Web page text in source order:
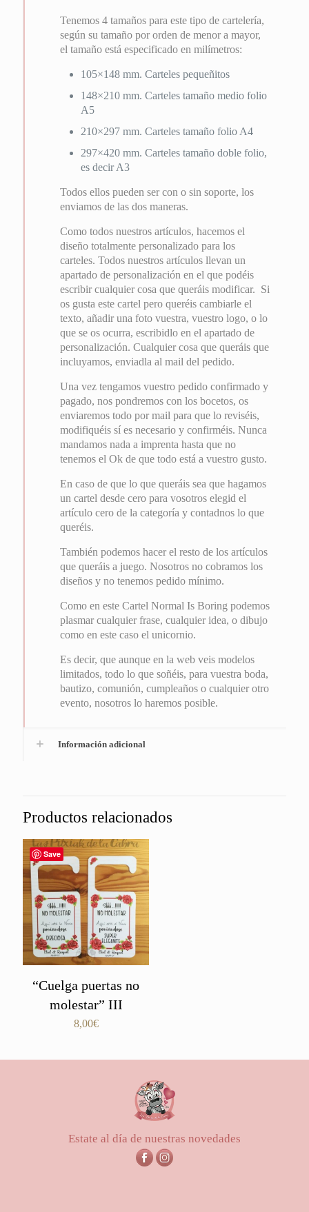
Tenemos 4 tamaños para este tipo de cartelería,
según su tamaño por orden de menor a mayor,
el tamaño está especificado en milímetros:
105×148 mm. Carteles pequeñitos
148×210 mm. Carteles tamaño medio folio
A5
210×297 mm. Carteles tamaño folio A4
297×420 mm. Carteles tamaño doble folio,
es decir A3
Todos ellos pueden ser con o sin soporte, los
enviamos de las dos maneras.
Como todos nuestros artículos, hacemos el
diseño totalmente personalizado para los
carteles. Todos nuestros artículos llevan un
apartado de personalización en el que podéis
escribir cualquier cosa que queráis modificar. Si
os gusta este cartel pero queréis cambiarle el
texto, añadir una foto vuestra, vuestro logo, o lo
que se os ocurra, escribidlo en el apartado de
personalización. Cualquier cosa que queráis que
incluyamos, enviadla al mail del pedido.
Una vez tengamos vuestro pedido confirmado y
pagado, nos pondremos con los bocetos, os
enviaremos todo por mail para que lo reviséis,
modifiquéis sí es necesario y confirméis. Nunca
mandamos nada a imprenta hasta que no
tenemos el Ok de que todo está a vuestro gusto.
En caso de que lo que queráis sea que hagamos
un cartel desde cero para vosotros elegid el
artículo cero de la categoría y contadnos lo que
queréis.
También podemos hacer el resto de los artículos
que queráis a juego. Nosotros no cobramos los
diseños y no tenemos pedido mínimo.
Como en este Cartel Normal Is Boring podemos
plasmar cualquier frase, cualquier idea, o dibujo
como en este caso el unicornio.
Es decir, que aunque en la web veis modelos
limitados, todo lo que soñéis, para vuestra boda,
bautizo, comunión, cumpleaños o cualquier otro
evento, nosotros lo haremos posible.
Información adicional
Productos relacionados
Save
“Cuelga puertas no
molestar” III
8,00€
Estate al día de nuestras novedades